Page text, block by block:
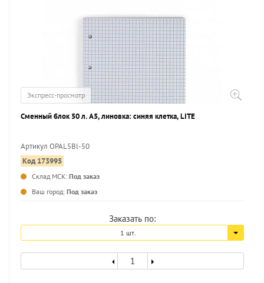
Экспресс-просмотр
Сменный блок 50 л. А5, линовка: синяя клетка, LITE
Артикул OPAL5Bl-50
Код 173995
Склад МСК: Под заказ
Ваш город: Под заказ
Заказать по:
1 шт.